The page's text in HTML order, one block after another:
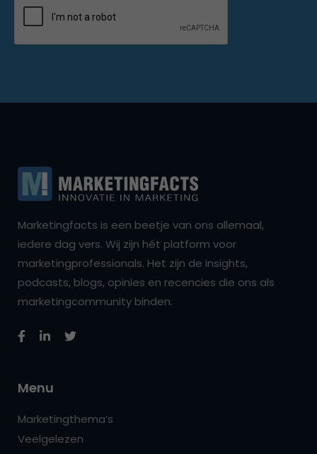
Marketingfacts is een beetje van ons allemaal,
iedere dag vers. Wij zijn hét platform voor
marketingprofessionals. Het zijn de insights,
podcasts, blogs, opinies en recencies die ons als
marketingcommunity binden.
Menu
Marketingthema’s
Veelgelezen